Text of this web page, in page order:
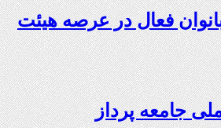
فعال در عرصه‌ هیئت
جامعه پرداز